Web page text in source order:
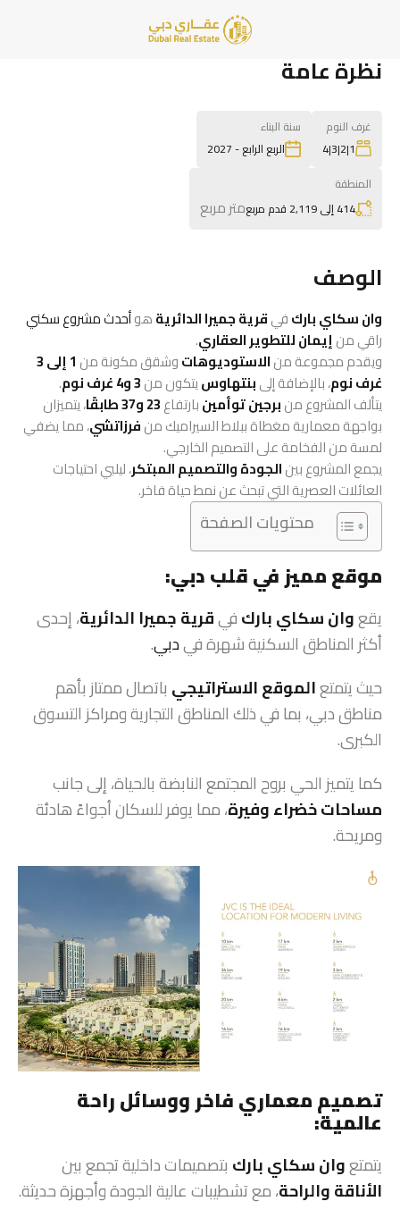
نظرة عامة
غرف النوم
1|2|3|4
سنة البناء
الربع الرابع - 2027
المنطقة
414 إلى 2,119 قدم مربع
متر مربع
الوصف
وان سكاي باركفيقرية جميرا الدائريةهوأحدث مشروع سكني
راقي منإيمان للتطوير العقاري.
ويقدم مجموعة منالاستوديوهاتوشقق مكونة من
1 إلى 3
غرف نوم، بالإضافة إلىبنتهاوسيتكون من3 و4 غرف نوم
.
يتألف المشروع منبرجين توأمينبارتفاع23 و37 طابقًا
، يتميزان
بواجهة معمارية مغطاة ببلاط السيراميك منفرزاتشي، مما يضفي
لمسة من الفخامة على التصميم الخارجي.
يجمع المشروع بينالجودة والتصميم المبتكر، ليلبي احتياجات
العائلات العصرية التي تبحث عن نمط حياة فاخر.
محتويات الصفحة
موقع مميز في قلب دبي:
يقعوان سكاي باركفيقرية جميرا الدائرية، إحدى
أكثر المناطق السكنية شهرة فيدبي.
حيث يتمتعالموقع الاستراتيجي باتصال ممتاز بأهم
مناطق دبي، بما في ذلك المناطق التجارية ومراكز التسوق
الكبرى.
كما يتميز الحي بروح المجتمع النابضة بالحياة، إلى جانب
مساحات خضراء وفيرة، مما يوفر للسكان أجواءً هادئة
ومريحة.
تصميم معماري فاخر ووسائل راحة
عالمية:
يتمتعوان سكاي بارك بتصميمات داخلية تجمع بين
الأناقة والراحة، مع تشطيبات عالية الجودة وأجهزة حديثة.